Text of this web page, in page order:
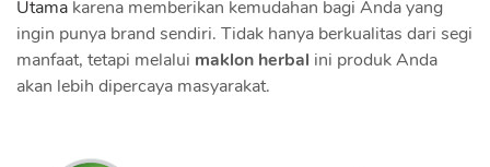
Utama karena memberikan kemudahan bagi Anda yang
ingin punya brand sendiri. Tidak hanya berkualitas dari segi
manfaat, tetapi melalui maklon herbal ini produk Anda
akan lebih dipercaya masyarakat.